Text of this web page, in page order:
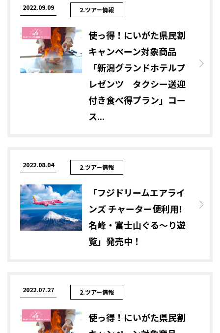
2022.09.09 2.ツアー情報
使っ得！にいがた県民割
キャンペーン対象商品
「新潟グランドホテルプ
レゼンツ タクシー送迎
付き食べ得プラン」コー
ス...
2022.08.04 2.ツアー情報
「フジドリームエアライ
ンズ チャーター便利用!
名峰・富士山ぐる～り遊
覧」発売中！
2022.07.27 2.ツアー情報
使っ得！にいがた県民割